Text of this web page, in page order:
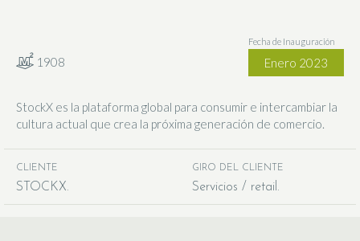
1908
Fecha de Inauguración
Enero 2023
StockX es la plataforma global para consumir e intercambiar la
cultura actual que crea la próxima generación de comercio.
CLIENTE
STOCKX
GIRO DEL CLIENTE
Servicios / retail